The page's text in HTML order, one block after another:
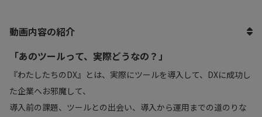
動画内容の紹介
「あのツールって、実際どうなの？」
『わたしたちのDX』とは、実際にツールを導入して、DXに成功し
た企業へお邪魔して、
導入前の課題、ツールとの出会い、導入から運用までの道のりな